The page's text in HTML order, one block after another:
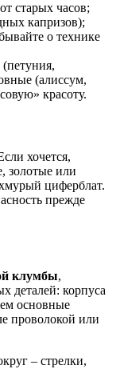
старых часов;
капризов);
о технике
(алиcсум,
красоту.
хочется,
золотые или
циферблат.
прежде
клумбы,
деталей: корпуса
основные
проволокой или
– стрелки,